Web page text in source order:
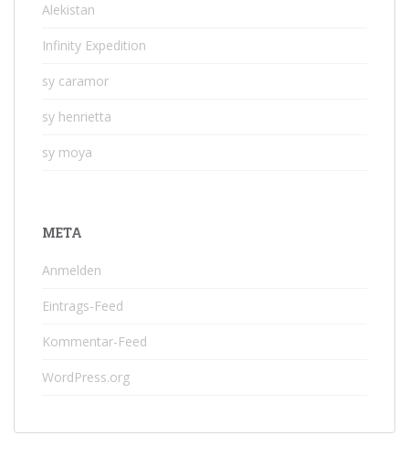
Alekistan
Infinity Expedition
sy caramor
sy henrietta
sy moya
META
Anmelden
Eintrags-Feed
Kommentar-Feed
WordPress.org